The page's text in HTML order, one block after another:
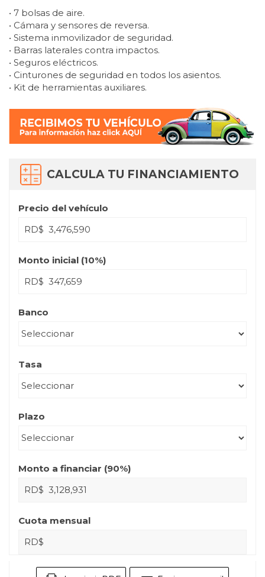
• 7 bolsas de aire.
• Cámara y sensores de reversa.
• Sistema inmovilizador de seguridad.
• Barras laterales contra impactos.
• Seguros eléctricos.
• Cinturones de seguridad en todos los asientos.
• Kit de herramientas auxiliares.
CALCULA TU FINANCIAMIENTO
Precio del vehículo
RD$
Monto inicial (10%)
RD$
Banco
Tasa
Plazo
Monto a financiar (90%)
RD$
Cuota mensual
RD$